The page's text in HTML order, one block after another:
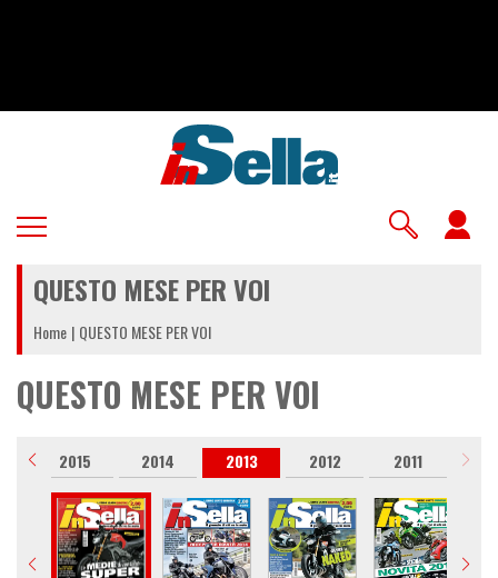
QUESTO MESE PER VOI
Home QUESTO MESE PER VOI
QUESTO MESE PER VOI
2015 2014 2013 2012 2011